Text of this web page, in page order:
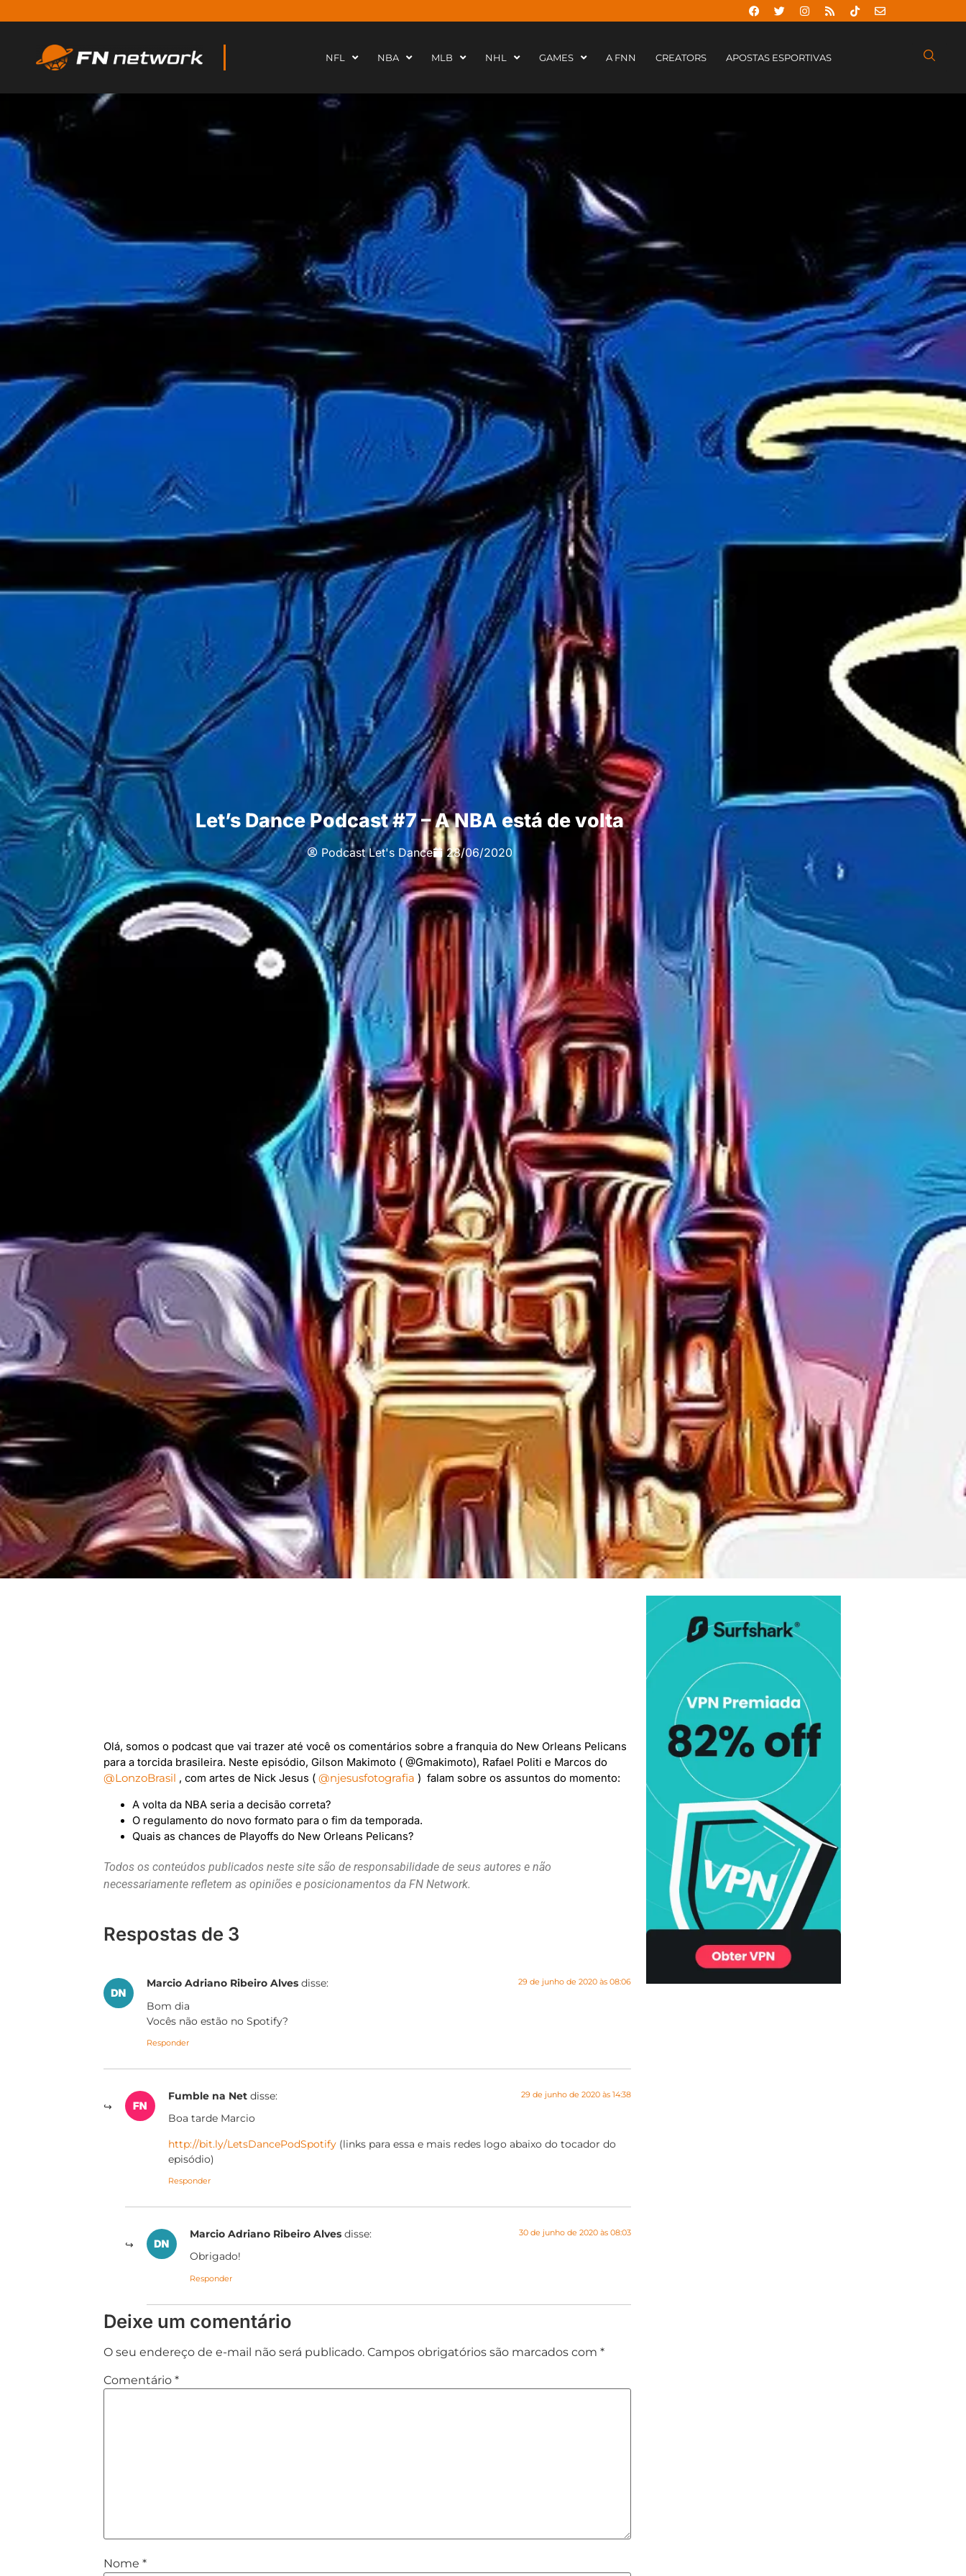
NFL NBA MLB NHL GAMES A FNN CREATORS APOSTAS ESPORTIVAS
Let’s Dance Podcast #7 – A NBA está de volta
Podcast Let's Dance 28/06/2020
Olá, somos o podcast que vai trazer até você os comentários sobre a franquia do New Orleans Pelicans
para a torcida brasileira. Neste episódio, Gilson Makimoto ( @Gmakimoto), Rafael Politi e Marcos do
@LonzoBrasil , com artes de Nick Jesus (@njesusfotografia ) falam sobre os assuntos do momento:
A volta da NBA seria a decisão correta?
O regulamento do novo formato para o fim da temporada.
Quais as chances de Playoffs do New Orleans Pelicans?
Todos os conteúdos publicados neste site são de responsabilidade de seus autores e não
necessariamente refletem as opiniões e posicionamentos da FN Network.
Respostas de 3
Marcio Adriano Ribeiro Alves disse: 29 de junho de 2020 às 08:06
Bom dia
Vocês não estão no Spotify?
Responder
Fumble na Net disse: 29 de junho de 2020 às 14:38
Boa tarde Marcio
http://bit.ly/LetsDancePodSpotify (links para essa e mais redes logo abaixo do tocador do
episódio)
Responder
Marcio Adriano Ribeiro Alves disse: 30 de junho de 2020 às 08:03
Obrigado!
Responder
Deixe um comentário
O seu endereço de e-mail não será publicado. Campos obrigatórios são marcados com*
Comentário*
Nome*